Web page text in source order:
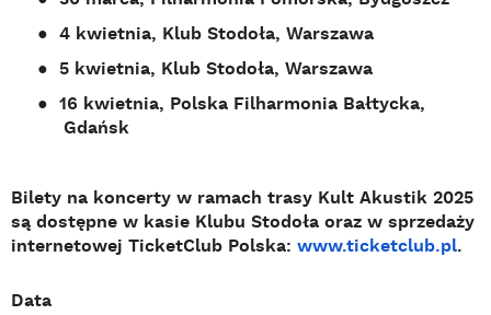
● 4 kwietnia, Klub Stodoła, Warszawa
● 5 kwietnia, Klub Stodoła, Warszawa
● 16 kwietnia, Polska Filharmonia Bałtycka,
Gdańsk
Bilety na koncerty w ramach trasy Kult Akustik 2025
są dostępne w kasie Klubu Stodoła oraz w sprzedaży
internetowej TicketClub Polska: www.ticketclub.pl.
Data